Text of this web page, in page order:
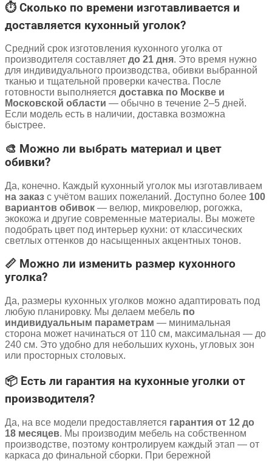
⏱️ Сколько по времени изготавливается и
доставляется кухонный уголок?
Средний срок изготовления кухонного уголка от
производителя составляет до 21 дня. Это время нужно
для индивидуального производства, обивки выбранной
тканью и тщательной проверки качества. После
готовности выполняется доставка по Москве и
Московской области — обычно в течение 2–5 дней.
Если модель есть в наличии, доставка возможна
быстрее.
🎨 Можно ли выбрать материал и цвет
обивки?
Да, конечно. Каждый кухонный уголок мы изготавливаем
на заказ с учётом ваших пожеланий. Доступно более 100
вариантов обивок — велюр, микровелюр, рогожка,
экокожа и другие современные материалы. Вы можете
подобрать цвет под интерьер кухни: от классических
светлых оттенков до насыщенных акцентных тонов.
📏 Можно ли изменить размер кухонного
уголка?
Да, размеры кухонных уголков можно адаптировать под
любую планировку. Мы делаем мебель по
индивидуальным параметрам — минимальная
сторона может начинаться от 110 см, максимальная — до
240 см. Это удобно для небольших кухонь, угловых зон
или просторных столовых.
📦 Есть ли гарантия на кухонные уголки от
производителя?
Да, на все модели предоставляется гарантия от 12 до
18 месяцев. Мы производим мебель на собственном
производстве, поэтому контролируем каждый этап — от
каркаса до финальной сборки. При бережной